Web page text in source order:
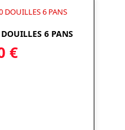
6 PANS
€